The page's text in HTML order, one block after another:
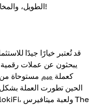
الطويل، والمخاطر المحتملة التي قد تواجهها. هيا نبدأ!
يبحثون عن عملات رقمية
كعملة ميم مستوحاة من
الحين تطورت العملة